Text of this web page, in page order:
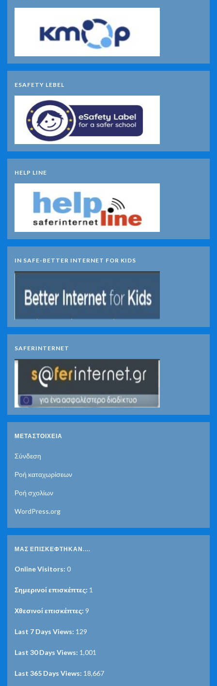
ESAFETY LEBEL
HELP LINE
IN SAFE-BETTER INTERNET FOR KIDS
SAFERINTERNET
ΜΕΤΑΣΤΟΙΧΕΊΑ
Σύνδεση
Ροή καταχωρίσεων
Ροή σχολίων
WordPress.org
ΜΑΣ ΕΠΙΣΚΈΦΤΗΚΑΝ....
Online Visitors: 0
Σημερινοί επισκέπτες: 1
Χθεσινοί επισκέπτες: 9
Last 7 Days Views: 129
Last 30 Days Views: 1,001
Last 365 Days Views: 18,667